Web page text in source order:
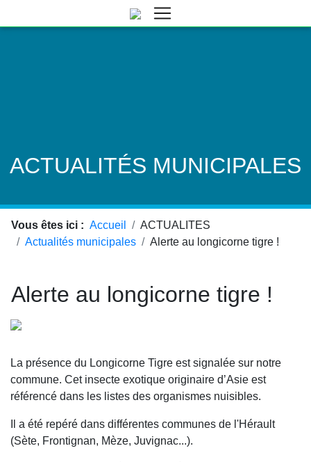
ACTUALITÉS MUNICIPALES
Vous êtes ici : Accueil
ACTUALITES
Actualités municipales
Alerte au longicorne tigre !
Alerte au longicorne tigre !
La présence du Longicorne Tigre est signalée sur notre
commune. Cet insecte exotique originaire d’Asie est
référencé dans les listes des organismes nuisibles.
Il a été repéré dans différentes communes de l'Hérault
(Sète, Frontignan, Mèze, Juvignac...).